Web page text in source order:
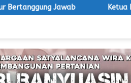
Ketua LSM Macan Desak